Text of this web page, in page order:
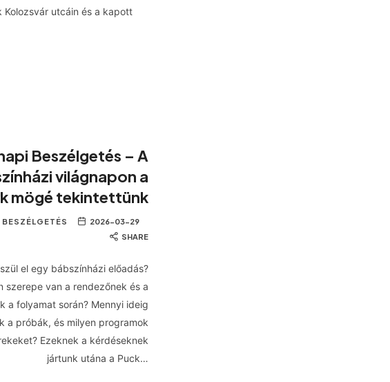
utcáin és a kapott
Beszélgetés – A
világnapon a
mögé tekintettünk
2026-03-29
SHARE
el egy bábszínházi előadás?
szerepe van a rendezőnek és a
a folyamat során? Mennyi ideig
a próbák, és milyen programok
Ezeknek a kérdéseknek
jártunk utána a Puck…